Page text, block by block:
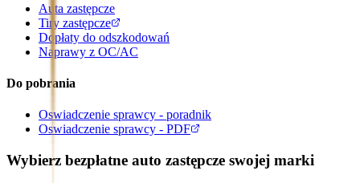
Auta zastępcze
Tiry zastępcze
Dopłaty do odszkodowań
Naprawy z OC/AC
Do pobrania
Oswiadczenie sprawcy - poradnik
Oswiadczenie sprawcy - PDF
Wybierz bezpłatne auto zastępcze swojej marki